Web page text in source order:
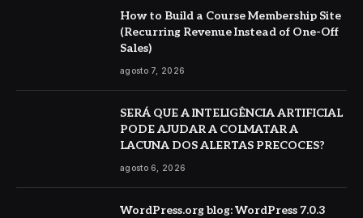
How to Build a Course Membership Site
(Recurring Revenue Instead of One-Off
Sales)
agosto 7, 2026
SERÁ QUE A INTELIGÊNCIA ARTIFICIAL
PODE AJUDAR A COLMATAR A
LACUNA DOS ALERTAS PRECOCES?
agosto 6, 2026
WordPress.org blog: WordPress 7.0.3